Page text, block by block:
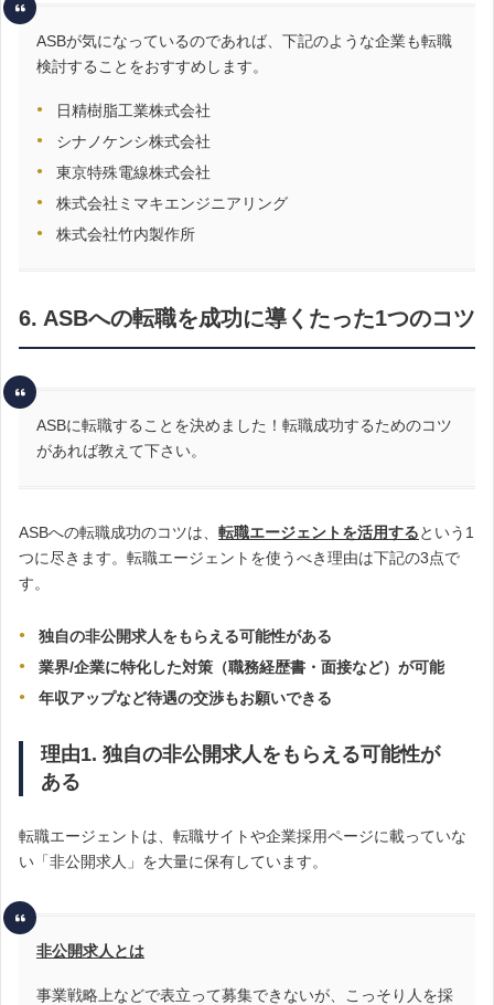
ASBが気になっているのであれば、下記のような企業も転職
検討することをおすすめします。
日精樹脂工業株式会社
シナノケンシ株式会社
東京特殊電線株式会社
株式会社ミマキエンジニアリング
株式会社竹内製作所
6. ASBへの転職を成功に導くたった1つのコツ
ASBに転職することを決めました！転職成功するためのコツ
があれば教えて下さい。
ASBへの転職成功のコツは、 転職エージェントを活用するという1
つに尽きます。転職エージェントを使うべき理由は下記の3点で
す。
独自の非公開求人をもらえる可能性がある
業界/企業に特化した対策（職務経歴書・面接など）が可能
年収アップなど待遇の交渉もお願いできる
理由1. 独自の非公開求人をもらえる可能性が
ある
転職エージェントは、転職サイトや企業採用ページに載っていな
い「非公開求人」を大量に保有しています。
非公開求人とは
事業戦略上などで表立って募集できないが、こっそり人を採